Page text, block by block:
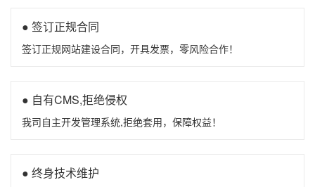
● 签订正规合同
签订正规网站建设合同，开具发票，零风险合作！
● 自有CMS,拒绝侵权
我司自主开发管理系统,拒绝套用，保障权益！
● 终身技术维护